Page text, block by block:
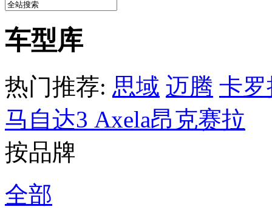
车型库
热门推荐: 思域 迈腾 卡罗
马自达3 Axela昂克赛拉
按品牌
全部